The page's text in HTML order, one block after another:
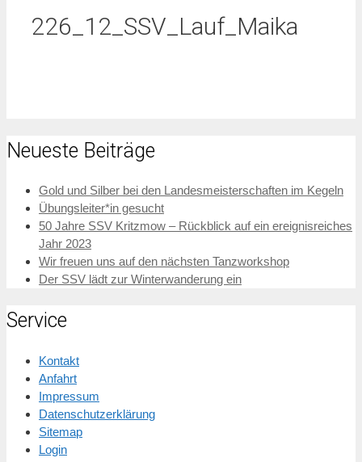
226_12_SSV_Lauf_Maika
Neueste Beiträge
Gold und Silber bei den Landesmeisterschaften im Kegeln
Übungsleiter*in gesucht
50 Jahre SSV Kritzmow – Rückblick auf ein ereignisreiches
Jahr 2023
Wir freuen uns auf den nächsten Tanzworkshop
Der SSV lädt zur Winterwanderung ein
Service
Kontakt
Anfahrt
Impressum
Datenschutzerklärung
Sitemap
Login